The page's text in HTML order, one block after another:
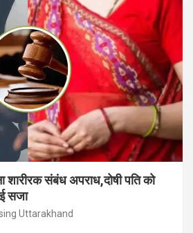
शारीरक संबंध अपराध,दोषी पति को
सजा
Uttarakhand